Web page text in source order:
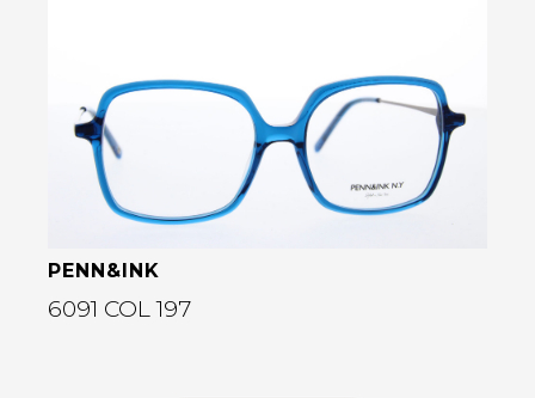
PENN&INK
6091 COL 197